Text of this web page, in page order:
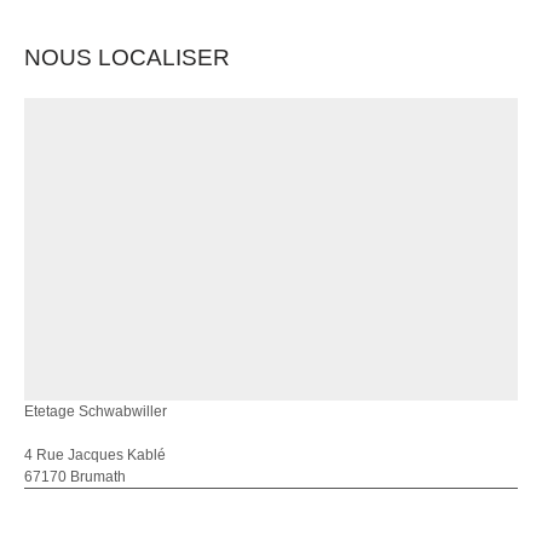
NOUS LOCALISER
Etetage Schwabwiller
4 Rue Jacques Kablé
67170 Brumath